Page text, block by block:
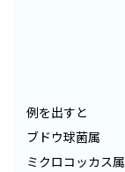
例を出すと
ブドウ球菌属
ミクロコッカス属